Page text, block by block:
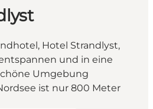
Hotel Strandlyst,
und in eine
Umgebung
ist nur 800 Meter